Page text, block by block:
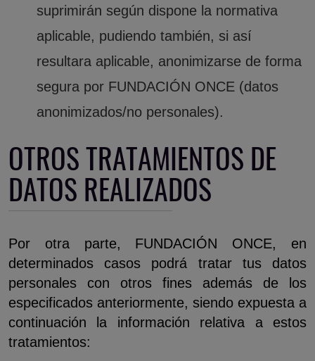
suprimirán según dispone la normativa
aplicable, pudiendo también, si así
resultara aplicable, anonimizarse de forma
segura por FUNDACIÓN ONCE (datos
anonimizados/no personales).
OTROS TRATAMIENTOS DE
DATOS REALIZADOS
Por otra parte, FUNDACIÓN ONCE, en
determinados casos podrá tratar tus datos
personales con otros fines además de los
especificados anteriormente, siendo expuesta a
continuación la información relativa a estos
tratamientos: